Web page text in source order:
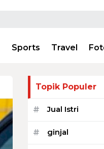
Sports Travel
Topik Populer
# Jual Istri
# ginjal